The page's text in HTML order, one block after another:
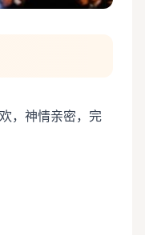
，神情亲密，完